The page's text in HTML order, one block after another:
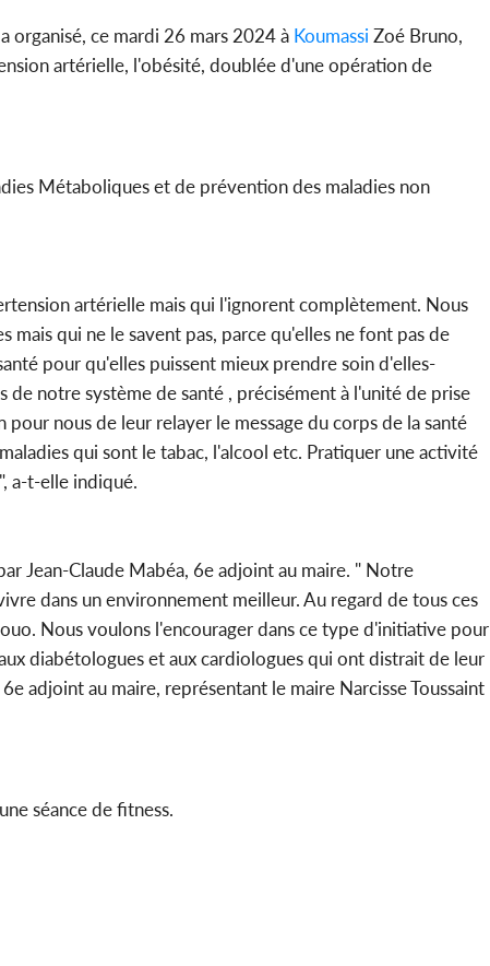
organisé, ce mardi 26 mars 2024 à Koumassi Zoé Bruno,
artérielle, l'obésité, doublée d'une opération de
Métaboliques et de prévention des maladies non
artérielle mais qui l'ignorent complètement. Nous
qui ne le savent pas, parce qu'elles ne font pas de
pour qu'elles puissent mieux prendre soin d'elles-
de notre système de santé , précisément à l'unité de prise
nous de leur relayer le message du corps de la santé
qui sont le tabac, l'alcool etc. Pratiquer une activité
a-t-elle indiqué.
Jean-Claude Mabéa, 6e adjoint au maire. " Notre
dans un environnement meilleur. Au regard de tous ces
Nous voulons l'encourager dans ce type d'initiative pour
diabétologues et aux cardiologues qui ont distrait de leur
adjoint au maire, représentant le maire Narcisse Toussaint
séance de fitness.